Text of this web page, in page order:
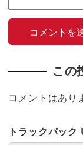
この
コメントはあり
トラックバック